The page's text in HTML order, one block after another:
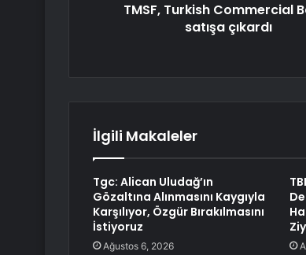
TMSF, Turkish Commercial
satışa çıkardı
İlgili Makaleler
Tgc: Alican Uludağ’ın
Gözaltına Alınmasını Kaygıyla
Karşılıyor, Özgür Bırakılmasını
İstiyoruz
Ağustos 6, 2026